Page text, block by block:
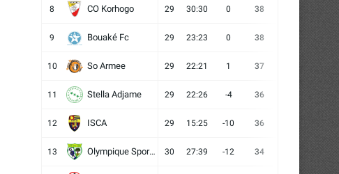
8 CO Korhogo 29 30:30 0 38
9 Bouaké Fc 29 23:23 0 38
10 So Armee 29 22:21 1 37 10
11 Stella Adjame 29 22:26 -4 36 11
12 ISCA 29 15:25 -10 36
13 Olympique Sport d'Abobo FC 30 27:39 -12 34 14